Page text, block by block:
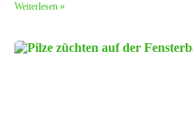
Weiterlesen »